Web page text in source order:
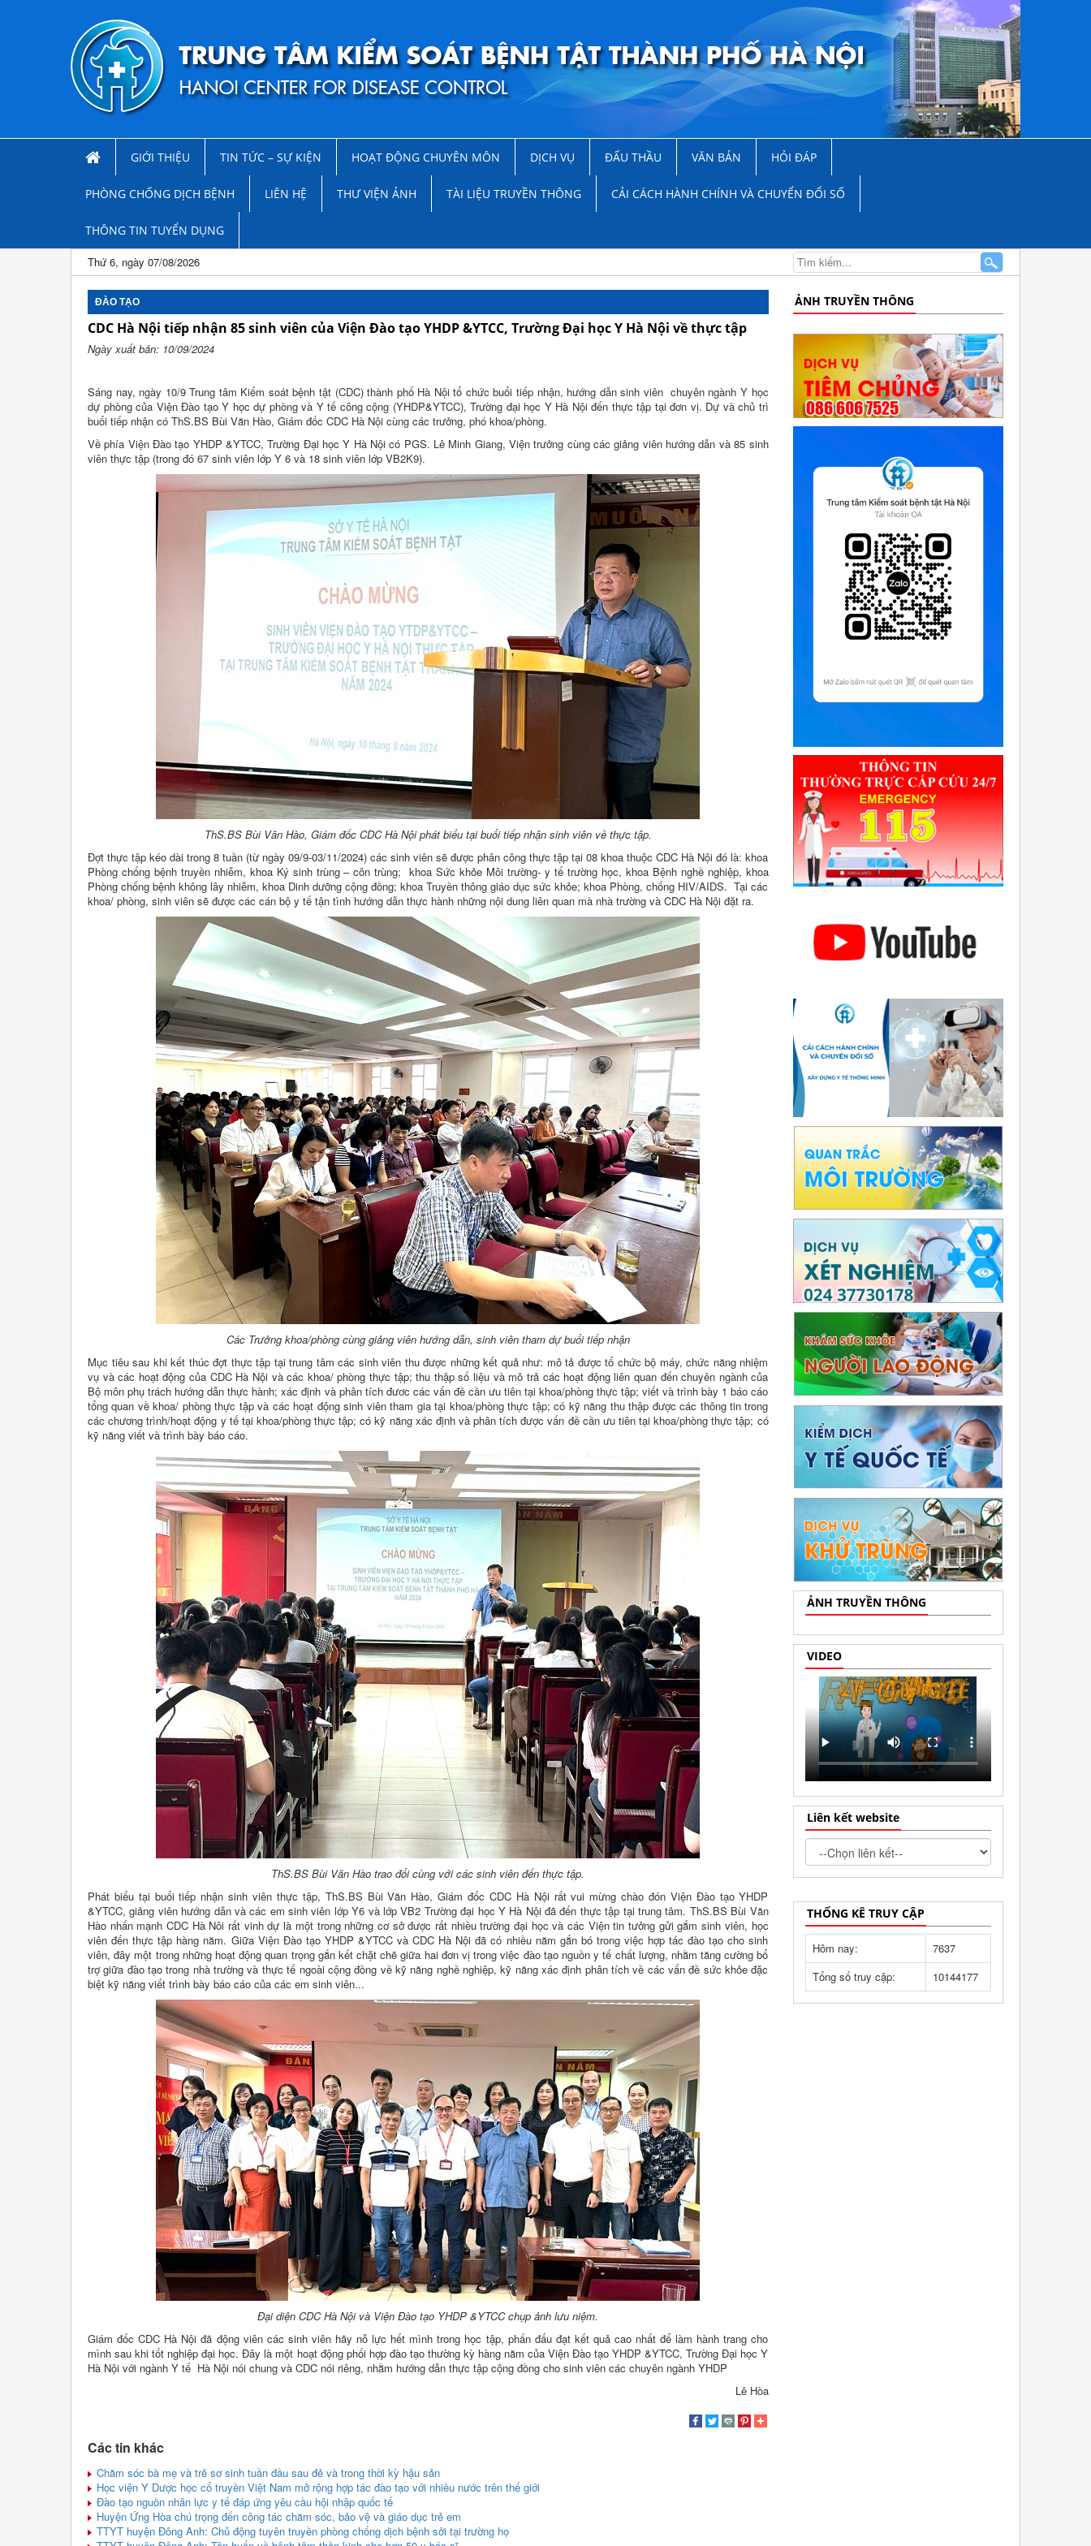
GIỚI THIỆU TIN TỨC – SỰ KIỆN HOẠT ĐỘNG CHUYÊN MÔN DỊCH VỤ ĐẤU THẦU VĂN BẢN HỎI ĐÁP
PHÒNG CHỐNG DỊCH BỆNH LIÊN HỆ THƯ VIỆN ẢNH TÀI LIỆU TRUYỀN THÔNG CẢI CÁCH HÀNH CHÍNH VÀ CHUYỂN ĐỔI SỐ
THÔNG TIN TUYỂN DỤNG
Thứ 6, ngày 07/08/2026
ĐÀO TẠO
CDC Hà Nội tiếp nhận 85 sinh viên của Viện Đào tạo YHDP &YTCC, Trường Đại học Y Hà Nội về thực tập
Ngày xuất bản: 10/09/2024
Sáng nay, ngày 10/9 Trung tâm Kiểm soát bệnh tật (CDC) thành phố Hà Nội tổ chức buổi tiếp nhận, hướng dẫn sinh viên chuyên ngành Y học
dự phòng của Viện Đào tạo Y học dự phòng và Y tế công cộng (YHDP&YTCC), Trường đại học Y Hà Nội đến thực tập tại đơn vị. Dự và chủ trì
buổi tiếp nhận có ThS.BS Bùi Văn Hào, Giám đốc CDC Hà Nội cùng các trưởng, phó khoa/phòng.
Về phía Viện Đào tạo YHDP &YTCC, Trường Đại học Y Hà Nội có PGS. Lê Minh Giang, Viện trưởng cùng các giảng viên hướng dẫn và 85 sinh
viên thực tập (trong đó 67 sinh viên lớp Y 6 và 18 sinh viên lớp VB2K9).
ThS.BS Bùi Văn Hào, Giám đốc CDC Hà Nội phát biểu tại buổi tiếp nhận sinh viên về thực tập.
Đợt thực tập kéo dài trong 8 tuần (từ ngày 09/9-03/11/2024) các sinh viên sẽ được phân công thực tập tại 08 khoa thuộc CDC Hà Nội đó là: khoa
Phòng chống bệnh truyền nhiễm, khoa Ký sinh trùng – côn trùng; khoa Sức khỏe Môi trường- y tế trường học, khoa Bệnh nghề nghiệp, khoa
Phòng chống bệnh không lây nhiễm, khoa Dinh dưỡng cộng đồng; khoa Truyền thông giáo dục sức khỏe; khoa Phòng, chống HIV/AIDS. Tại các
khoa/ phòng, sinh viên sẽ được các cán bộ y tế tận tình hướng dẫn thực hành những nội dung liên quan mà nhà trường và CDC Hà Nội đặt ra.
Các Trưởng khoa/phòng cùng giảng viên hướng dẫn, sinh viên tham dự buổi tiếp nhận
Mục tiêu sau khi kết thúc đợt thực tập tại trung tâm các sinh viên thu được những kết quả như: mô tả được tổ chức bộ máy, chức năng nhiệm
vụ và các hoạt động của CDC Hà Nội và các khoa/ phòng thực tập; thu thập số liệu và mô trả các hoạt động liên quan đến chuyên ngành của
Bộ môn phụ trách hướng dẫn thực hành; xác định và phân tích đươc các vấn đề cần ưu tiên tại khoa/phòng thực tập; viết và trình bày 1 báo cáo
tổng quan về khoa/ phòng thực tập và các hoạt động sinh viên tham gia tại khoa/phòng thực tập; có kỹ năng thu thập được các thông tin trong
các chương trình/hoạt động y tế tại khoa/phòng thực tập; có kỹ năng xác định và phân tích được vấn đề cần ưu tiên tại khoa/phòng thực tập; có
kỹ năng viết và trình bày báo cáo.
ThS.BS Bùi Văn Hào trao đổi cùng với các sinh viên đến thực tập.
Phát biểu tại buổi tiếp nhận sinh viên thực tập, ThS.BS Bùi Văn Hào, Giám đốc CDC Hà Nội rất vui mừng chào đón Viện Đào tạo YHDP
&YTCC, giảng viên hướng dẫn và các em sinh viên lớp Y6 và lớp VB2 Trường đại học Y Hà Nội đã đến thực tập tại trung tâm. ThS.BS Bùi Văn
Hào nhấn mạnh CDC Hà Nôi rất vinh dự là một trong những cơ sở được rất nhiều trường đại học và các Viện tin tưởng gửi gắm sinh viên, học
viên đến thực tập hàng năm. Giữa Viện Đào tạo YHDP &YTCC và CDC Hà Nội đã có nhiều năm gắn bó trong việc hợp tác đào tạo cho sinh
viên, đây một trong những hoạt động quan trọng gắn kết chặt chẽ giữa hai đơn vị trong việc đào tạo nguồn y tế chất lượng, nhằm tăng cường bổ
trợ giữa đào tạo trong nhà trường và thực tế ngoài cộng đồng về kỹ năng nghề nghiệp, kỹ năng xác định phân tích về các vấn đề sức khỏe đặc
biệt kỹ năng viết trình bày báo cáo của các em sinh viên...
Đại diệnCDC Hà Nội và Viện Đào tạo YHDP &YTCC chụp ảnh lưu niệm.
Giám đốc CDC Hà Nội đã động viên các sinh viên hãy nỗ lực hết mình trong học tập, phấn đấu đạt kết quả cao nhất để làm hành trang cho
mình sau khi tốt nghiệp đại học. Đây là một hoạt động phối hợp đào tạo thường kỳ hàng năm của Viện Đào tạo YHDP &YTCC, Trường Đại học Y
Hà Nội với ngành Y tế Hà Nội nói chung và CDC nói riêng, nhằm hướng dẫn thực tập cộng đồng cho sinh viên các chuyên ngành YHDP
Lê Hòa
Các tin khác
Chăm sóc bà mẹ và trẻ sơ sinh tuần đầu sau đẻ và trong thời kỳ hậu sản
Học viện Y Dược học cổ truyền Việt Nam mở rộng hợp tác đào tạo với nhiều nước trên thế giới
Đào tạo nguồn nhân lực y tế đáp ứng yêu cầu hội nhập quốc tế
Huyện Ứng Hòa chú trọng đến công tác chăm sóc, bảo vệ và giáo dục trẻ em
TTYT huyện Đông Anh: Chủ động tuyên truyền phòng chống dịch bệnh sởi tại trường họ
ẢNH TRUYỀN THÔNG
ẢNH TRUYỀN THÔNG
VIDEO
Liên kết website
THỐNG KÊ TRUY CẬP
Hôm nay:
7637
Tổng số truy cập:
10144177